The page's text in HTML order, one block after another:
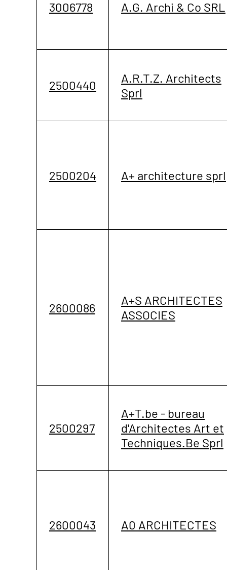
3006778 A.G. Archi & Co SRL
2500440
A.R.T.Z. Architects
Sprl
2500204 A+ architecture sprl
2600086
A+S ARCHITECTES
ASSOCIES
2500297
A+T.be - bureau
d'Architectes Art et
Techniques.Be Sprl
2600043 A0 ARCHITECTES